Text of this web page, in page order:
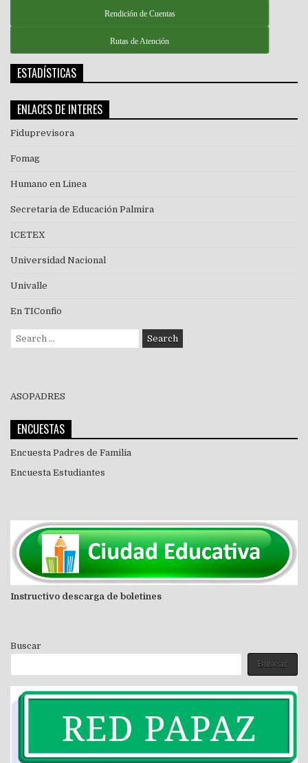
Rendición de Cuentas
Rutas de Atención
ESTADÍSTICAS
ENLACES DE INTERES
Fiduprevisora
Fomag
Humano en Linea
Secretaria de Educación Palmira
ICETEX
Universidad Nacional
Univalle
En TIConfio
Search
for:
ASOPADRES
ENCUESTAS
Encuesta Padres de Familia
Encuesta Estudiantes
Instructivo descarga de boletines
Buscar
Buscar